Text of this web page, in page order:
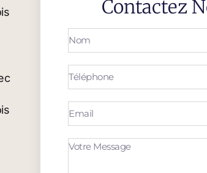
Contactez